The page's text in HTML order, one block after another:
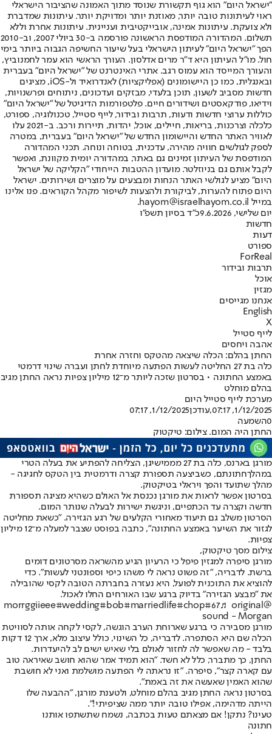
"ישראל היום" הוא גוף תקשורת שנוסד מתוך האמונה שהציבור הישראלי
ראוי לעיתונות טובה יותר, מאוזנת יותר ומדויקת יותר. עיתונות שמדברת
ולא צועקת. עיתונות אמינה, אובייקטיבית ועניינית. עיתונות אחרת וללא
תשלום. המהדורה המודפסת הראשונה פורסמה ב-30 ביולי 2007, וב-2010
הפך "ישראל היום" לעיתון הישראלי בעל שיעור החשיפה הגבוה ביותר בימי
חול. מו"ל העיתון היא ד"ר מרים אדלסון. העורך הראשי הוא עמר לחמנוביץ,
והעורך המייסד הוא עמוס רגב. אתרי האינטרנט של "ישראל היום" בעברית
ובאנגלית, כמו כן היישומונים (אפליקציות) לאנדרואיד ול-iOS, מציגים
חדשות מסביב לשעון, תוכן בלעדי, מבזקים ועדכונים, ניתוחים ופרשנויות,
וידיאו, פודקאסטים ושידורים חיים. פלטפורמות הדיגיטל של "ישראל היום"
כוללות ערוצי חדשות ודעות, תרבות ובידור, לייף סטייל, טכנולוגיה, ספורט,
כלכלה וצרכנות, בריאות, חיילים, אוכל, יהדות, תיירות ורכב. ב-2021 עלו
לאוויר האתר החדש והיישומון החדש של "ישראל היום" בעברית, במטרה
לספק לגולשים חוויה מהירה, עדכנית, בטוחה ונוחה. תכני המהדורה
המודפסת של העיתון זמינים גם באתר, במהדורה יומית מקוונת, ואפשר
לקבל אותם גם בניוזלטר. מועדון ההטבות הייחודי "הקליקה של ישראל
היום" מציע לגולשי האתר הנחות ומבצעים על מוצרים ושירותים. ישראל
היום פתוח להערות, לביקורת ולהצעות לשיפור מקהל הקוראים. פנו אלינו
במייל hayom@israelhayom.co.il.
יום שלישי, 9.6.2026
כ"ד בסיון תשפ"ו
חדשות
דעות
ספורט
ForReal
תרבות ובידור
אוכל
מגזין
אנחנו מגייסים
English
X
לייף סטייל
אהבה ויחסים
החתן בהלם: הכלה שיצאה מהטקס וחזרה אחרת
כלה בת 27 החליטה לעשות הפתעה מיוחדת לחתן ועברה שינוי דרמטי
באמצע החתונה • בסרטון שזכה ליותר מ־12 מיליון צפיות נראה החתן מגיב
בהלם מוחלט
מערכת לייף סטייל היום
1/12/2025, 07:17
,עודכן1/12/2025, 07:17
0השמעה
החתן היה המום. צילום: טיקטוק
מורגן בארנס, כלה בת 27 מממישיגן, הצליחה להפתיע את בעלה הטרי
במהלךחתונתם, כשביצעה תספורת קצרה ודרמטית בין הטקס לחגיגה -
מהלך שתועד והפך ויראלי בטיקטוק.
בסרטון אפשר לראות את מורגן נכנסת אל האולם כשהיא מציגה תספורת
חדשה וקצרה עד הכתפיים, וניגשת ישירות לבעלה שנותר המום.
הסרטון משלב גם תיעוד מאחורי הקלעים של רגע הגזירה. "כשאת מחליטה
לגזור את השיער באמצע החתונה", כתבה בפוסט שצבר למעלה מ־12 מיליון
צפיות.
צילום מסך טיקטוק,
מורגן סיפרה למגזין פיפל כי הרעיון הגיע מהשראה מסרטונים דומים
ברשת. לדבריה, "זה פשוט נראה לי משהו כיפי וספונטני לעשות". כדי
להוציא את התוכנית לפועל, היא נעזרה בחברתה הטובה לקסי שהובילה
את "מבצע הגזירה" בדיוק ברגע שבו האורחים החלו לאכול.
@morrggiieee
#wedding#bob#marriedlife#chop#67♬ original
sound - Morgan
מורגן מסבירה כי ברגע שארוחת הערב הוגשה, לקסי לקחה אותה לסוויטת
הכלה שם היא הסתפרה. לדבריה, כל השינוי, כולל עיצוב מלא, ארך 12 דקות
בלבד - מה שאפשר לה לחזור לאולם בלי שאיש ישים לב להיעדרות.
החתן, כך מתברר, כלל לא חשד. "הוא תמיד אמר שהוא חושב שאיראה טוב
עם קארה קצר", סיפרה. "זו נראתה לי הפתעה מושלמת ואני לא חושבת
שהוא האמין שאעשה את זה באמת".
בסרטון נראה החתן מגיב בהלם מוחלט, ולטענת מורגן, "ההבעה שלו
הייתה מדהימה, אפילו טובה יותר ממה שציפיתי!".
טעינו? נתקן! אם מצאתם טעות בכתבה, נשמח שתשתפו אותנו
חתונה